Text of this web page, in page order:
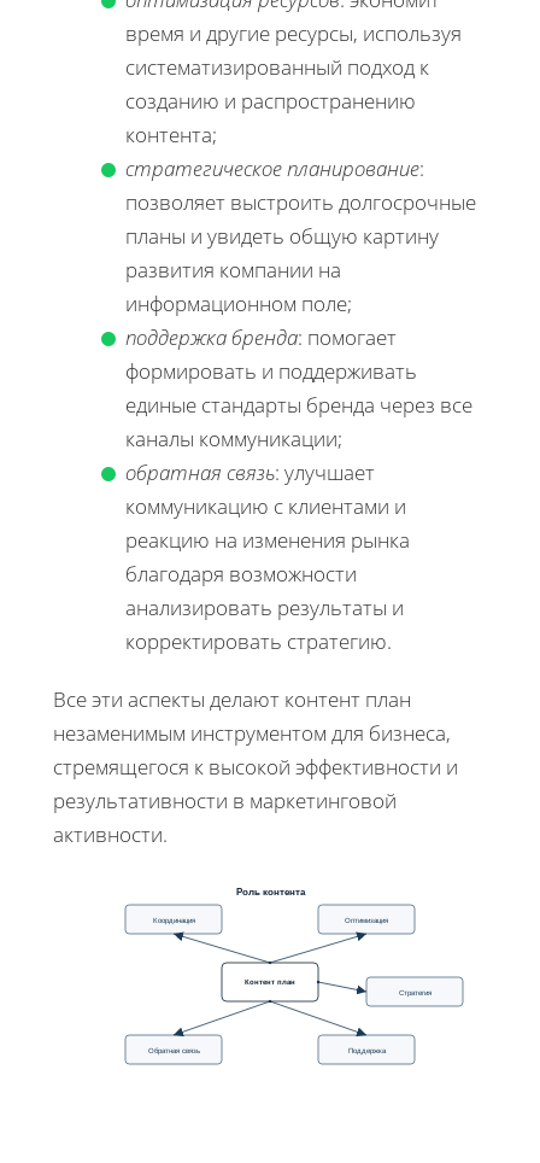
время и другие ресурсы, используя
систематизированный подход к
созданию и распространению
контента;
стратегическое планирование:
позволяет выстроить долгосрочные
планы и увидеть общую картину
развития компании на
информационном поле;
поддержка бренда: помогает
формировать и поддерживать
единые стандарты бренда через все
каналы коммуникации;
обратная связь: улучшает
коммуникацию с клиентами и
реакцию на изменения рынка
благодаря возможности
анализировать результаты и
корректировать стратегию.
Все эти аспекты делают контент план
незаменимым инструментом для бизнеса,
стремящегося к высокой эффективности и
результативности в маркетинговой
активности.
Роль контента
Координация Оптимизация
Стратегия
Поддержка
Обратная связь
Контент план